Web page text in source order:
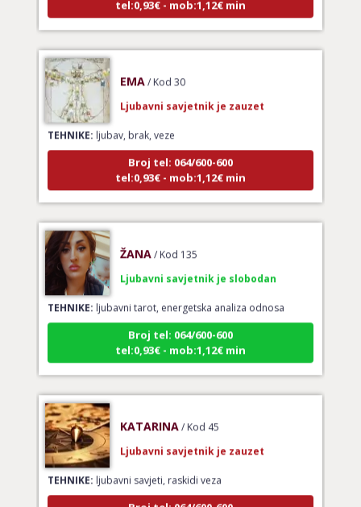
TEHNIKE:ljubav, brak, veze
Broj tel: 064/600-600
tel:0,93€ - mob:1,12€ min
TEHNIKE:ljubavni tarot, energetska analiza odnosa
Broj tel: 064/600-600
tel:0,93€ - mob:1,12€ min
TEHNIKE:ljubavni savjeti, raskidi veza
Broj tel: 064/600-600